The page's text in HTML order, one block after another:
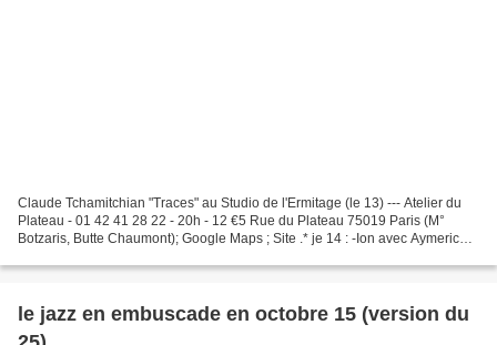
Claude Tchamitchian "Traces" au Studio de l'Ermitage (le 13) --- Atelier du
Plateau - 01 42 41 28 22 - 20h - 12 €5 Rue du Plateau 75019 Paris (M°
Botzaris, Butte Chaumont); Google Maps ; Site .* je 14 : -Ion avec Aymeric
le jazz en embuscade en octobre 15 (version du